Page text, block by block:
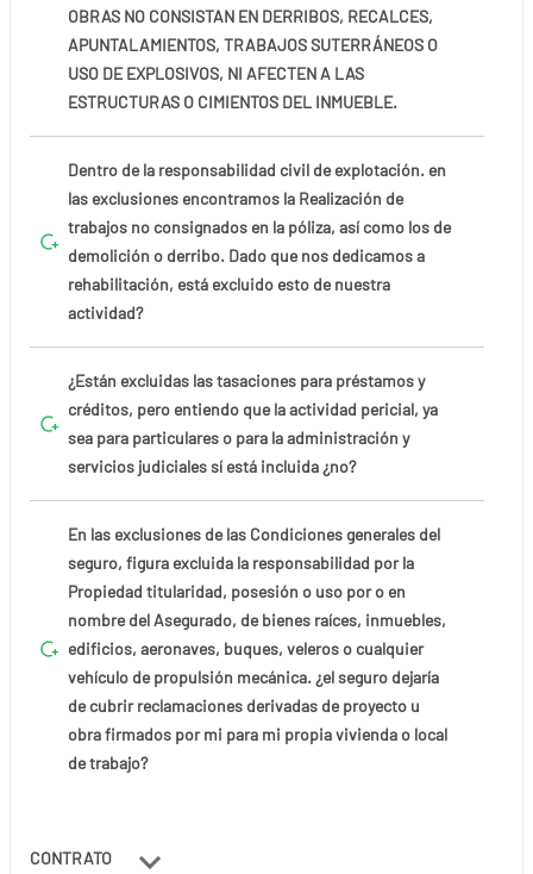
OBRAS NO CONSISTAN EN DERRIBOS, RECALCES,
APUNTALAMIENTOS, TRABAJOS SUTERRÁNEOS O
USO DE EXPLOSIVOS, NI AFECTEN A LAS
ESTRUCTURAS O CIMIENTOS DEL INMUEBLE.
Dentro de la responsabilidad civil de explotación. en
las exclusiones encontramos la Realización de
trabajos no consignados en la póliza, así como los de
demolición o derribo. Dado que nos dedicamos a
rehabilitación, está excluido esto de nuestra
actividad?
¿Están excluidas las tasaciones para préstamos y
créditos, pero entiendo que la actividad pericial, ya
sea para particulares o para la administración y
servicios judiciales sí está incluida ¿no?
En las exclusiones de las Condiciones generales del
seguro, figura excluida la responsabilidad por la
Propiedad titularidad, posesión o uso por o en
nombre del Asegurado, de bienes raíces, inmuebles,
edificios, aeronaves, buques, veleros o cualquier
vehículo de propulsión mecánica. ¿el seguro dejaría
de cubrir reclamaciones derivadas de proyecto u
obra firmados por mi para mi propia vivienda o local
de trabajo?
CONTRATO